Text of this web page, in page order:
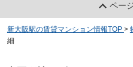
ペー
新大阪駅の賃貸マンション情報TOP >
細